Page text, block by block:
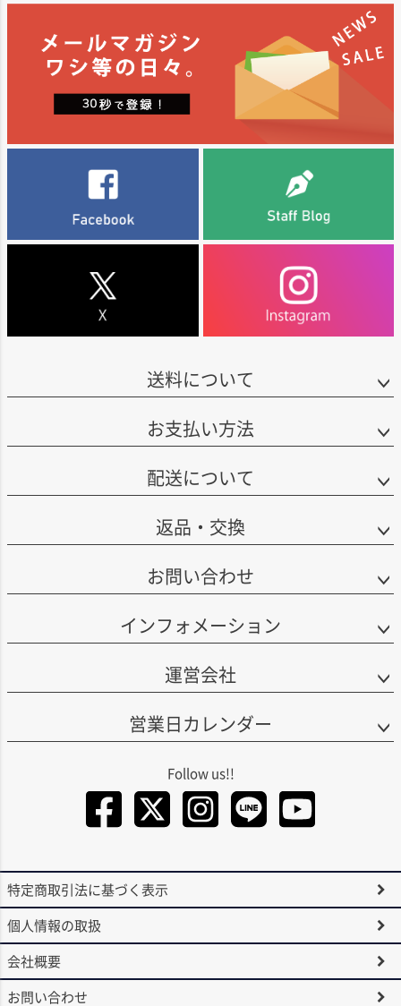
ジト
へ
送料について
お支払い方法
配送について
返品・交換
お問い合わせ
インフォメーション
運営会社
営業日カレンダー
特定商取引法に基づく表示
個人情報の取扱
会社概要
お問い合わせ
Facebook
Twitter
LINE